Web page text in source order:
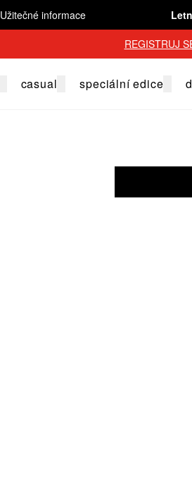
Užitečné informace
REGISTRUJ
casual speciální edice